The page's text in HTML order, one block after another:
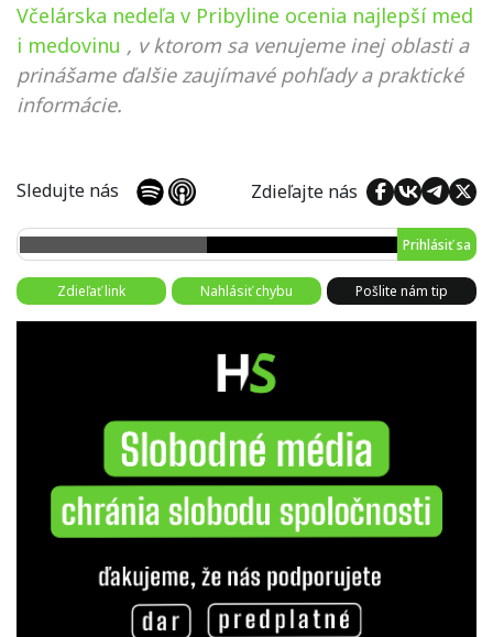
Včelárska nedeľa v Pribyline ocenia najlepší med
i medovinu , v ktorom sa venujeme inej oblasti a
prinášame ďalšie zaujímavé pohľady a praktické
informácie.
Sledujte nás Zdieľajte nás
Prihlásiť sa
Zdieľať link Nahlásiť chybu Pošlite nám tip